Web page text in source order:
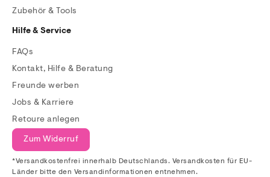
Zubehör & Tools
Hilfe & Service
FAQs
Kontakt, Hilfe & Beratung
Freunde werben
Jobs & Karriere
Retoure anlegen
Zum Widerruf
*Versandkostenfrei innerhalb Deutschlands. Versandkosten für EU-
Länder bitte den Versandinformationen entnehmen.